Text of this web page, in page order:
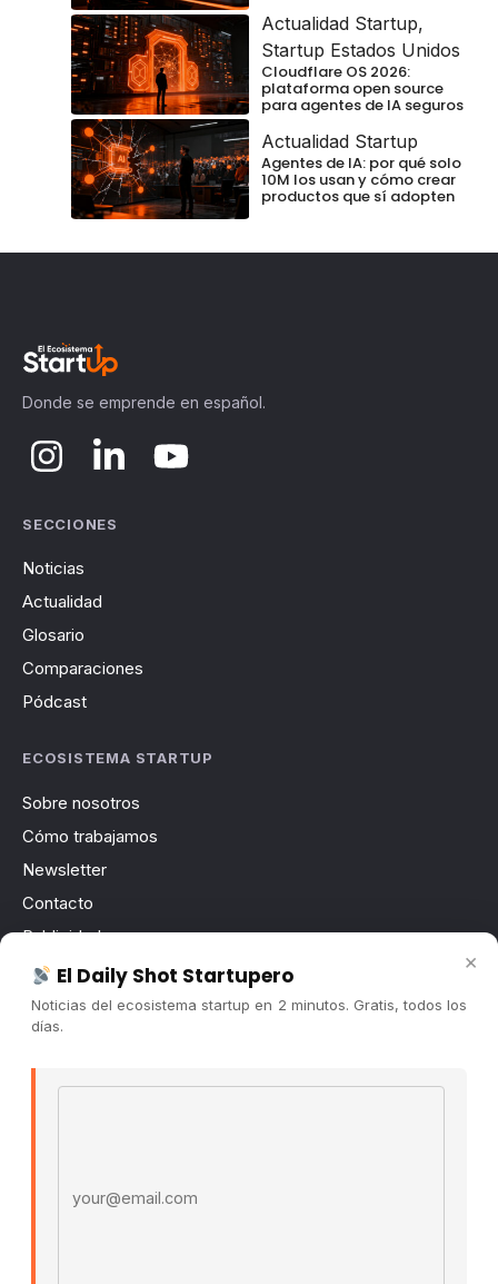
Actualidad Startup,
Startup Estados Unidos
Cloudflare OS 2026:
plataforma open source
para agentes de IA seguros
Actualidad Startup
Agentes de IA: por qué solo
10M los usan y cómo crear
productos que sí adopten
Donde se emprende en español.
SECCIONES
Noticias
Actualidad
Glosario
Comparaciones
Pódcast
ECOSISTEMA STARTUP
Sobre nosotros
Cómo trabajamos
Newsletter
Contacto
Publicidad
Convocatorias
COMUNIDAD
Comunidad (Skool) ↗
© 2026 El Ecosistema Startup. Todos los derechos
×
El Daily Shot Startupero
Noticias del ecosistema startup en 2 minutos. Gratis, todos los
días.